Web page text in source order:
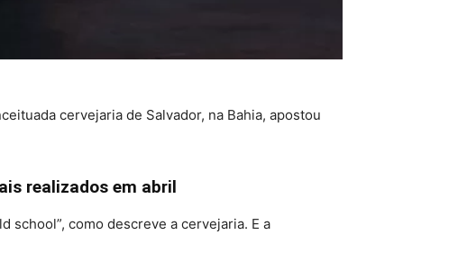
cervejaria de Salvador, na Bahia, apostou
realizados em abril
school”, como descreve a cervejaria. E a